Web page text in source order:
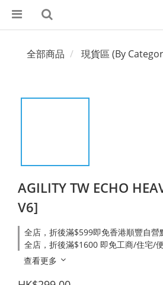
全部商品 現貨區 (By
AGILITY TW ECHO
V6]
全店，折後滿$599即免香港順豐自營
全店，折後滿$1600 即免工商/住宅/
查看更多